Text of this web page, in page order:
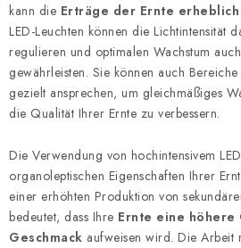
kann die Erträge der Ernte
LED-Leuchten können die Lichtintensität
regulieren und optimalen Wachstum
gewährleisten. Sie können auch
gezielt ansprechen, um gleichmäßiges
die Qualität Ihrer Ernte zu verbessern.
Die Verwendung von hochintensivem
organoleptischen Eigenschaften Ihrer
einer erhöhten Produktion von
bedeutet, dass Ihre Ernte eine höhere
Geschmack aufweisen wird. Die Arbeit